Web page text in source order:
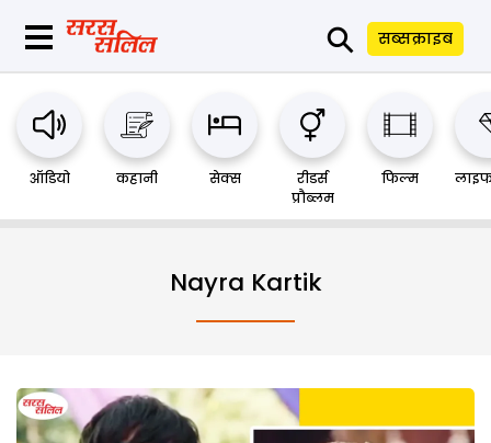
⚲ सब्सक्राइब
ऑडियो कहानी सेक्स
रीडर्स
प्रौब्लम
फिल्म
Nayra Kartik